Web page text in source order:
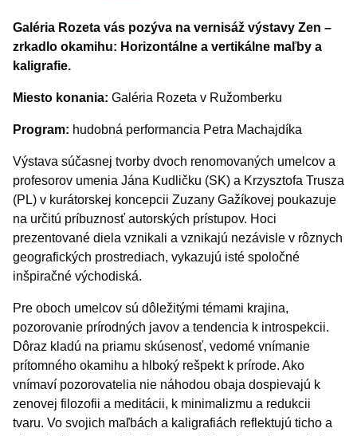
Galéria Rozeta vás pozýva na vernisáž výstavy Zen –
zrkadlo okamihu: Horizontálne a vertikálne maľby a
kaligrafie.
Miesto konania: Galéria Rozeta v Ružomberku
Program: hudobná performancia Petra Machajdíka
Výstava súčasnej tvorby dvoch renomovaných umelcov a
profesorov umenia Jána Kudličku (SK) a Krzysztofa Trusza
(PL) v kurátorskej koncepcii Zuzany Gažíkovej poukazuje
na určitú príbuznosť autorských prístupov. Hoci
prezentované diela vznikali a vznikajú nezávisle v rôznych
geografických prostrediach, vykazujú isté spoločné
inšpiračné východiská.
Pre oboch umelcov sú dôležitými témami krajina,
pozorovanie prírodných javov a tendencia k introspekcii.
Dôraz kladú na priamu skúsenosť, vedomé vnímanie
prítomného okamihu a hlboký rešpekt k prírode. Ako
vnímaví pozorovatelia nie náhodou obaja dospievajú k
zenovej filozofii a meditácii, k minimalizmu a redukcii
tvaru. Vo svojich maľbách a kaligrafiách reflektujú ticho a